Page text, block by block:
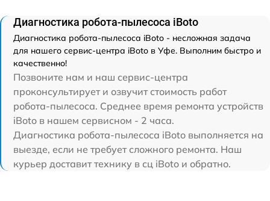
Диагностика робота-пылесоса iBoto
Диагностика робота-пылесоса iBoto - несложная задача
для нашего сервис-центра iBoto в Уфе. Выполним быстро и
качественно!
Позвоните нам и наш сервис-центра
проконсультирует и озвучит стоимость работ
робота-пылесоса. Среднее время ремонта устройств
iBoto в нашем сервисном - 2 часа.
Диагностика робота-пылесоса iBoto выполняется на
выезде, если не требует сложного ремонта. Наш
курьер доставит технику в сц iBoto и обратно.